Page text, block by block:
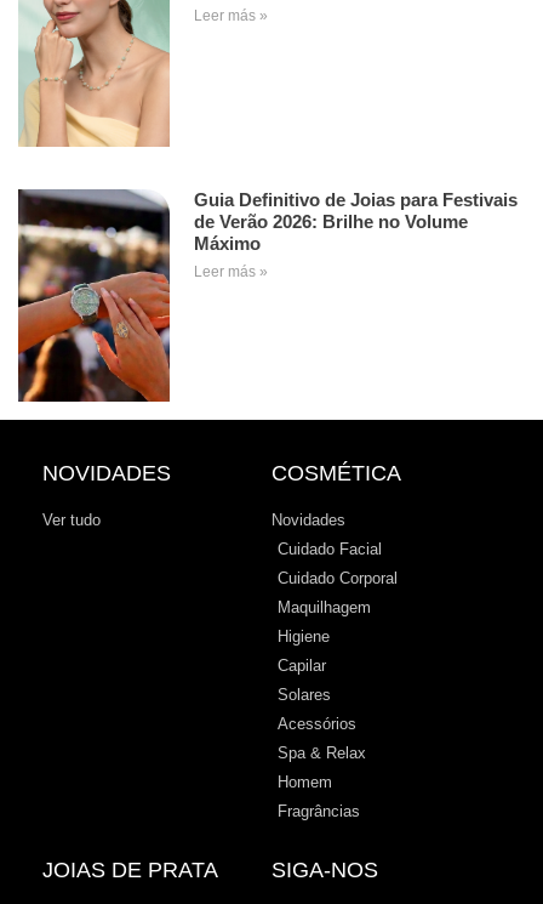
Leer más »
Guia Definitivo de Joias para Festivais
de Verão 2026: Brilhe no Volume
Máximo
Leer más »
NOVIDADES
Ver tudo
COSMÉTICA
Novidades
Cuidado Facial
Cuidado Corporal
Maquilhagem
Higiene
Capilar
Solares
Acessórios
Spa & Relax
Homem
Fragrâncias
JOIAS DE PRATA SIGA-NOS